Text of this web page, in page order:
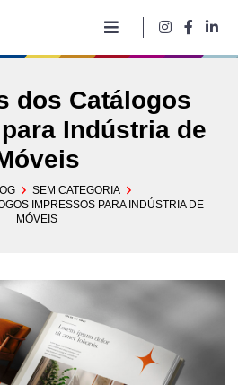
dos Catálogos
Indústria de
SEM CATEGORIA
IMPRESSOS PARA INDÚSTRIA DE
MÓVEIS